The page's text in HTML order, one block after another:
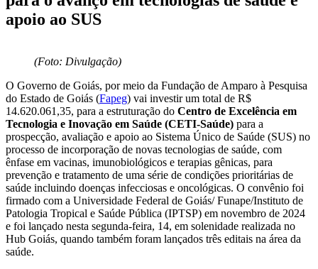
apoio ao SUS
(Foto: Divulgação)
O Governo de Goiás, por meio da Fundação de Amparo à Pesquisa
do Estado de Goiás (Fapeg) vai investir um total de R$
14.620.061,35, para a estruturação do Centro de Excelência em
Tecnologia e Inovação em Saúde (CETI-Saúde) para a
prospecção, avaliação e apoio ao Sistema Único de Saúde (SUS) no
processo de incorporação de novas tecnologias de saúde, com
ênfase em vacinas, imunobiológicos e terapias gênicas, para
prevenção e tratamento de uma série de condições prioritárias de
saúde incluindo doenças infecciosas e oncológicas. O convênio foi
firmado com a Universidade Federal de Goiás/ Funape/Instituto de
Patologia Tropical e Saúde Pública (IPTSP) em novembro de 2024
e foi lançado nesta segunda-feira, 14, em solenidade realizada no
Hub Goiás, quando também foram lançados três editais na área da
saúde.